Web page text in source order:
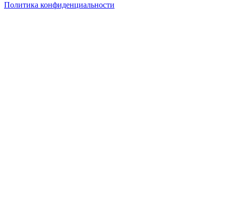
Политика конфиденциальности